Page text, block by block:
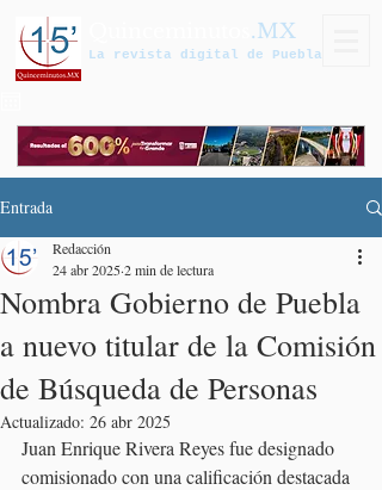
.MX
La revista digital de Puebla
Entrada
Nombra Gobierno de Puebla
a nuevo titular de la Comisión
de Búsqueda de Personas
Redacción
24 abr 20252 min de lectura
Actualizado: 26 abr 2025
Juan Enrique Rivera Reyes fue designado
comisionado con una calificación destacada